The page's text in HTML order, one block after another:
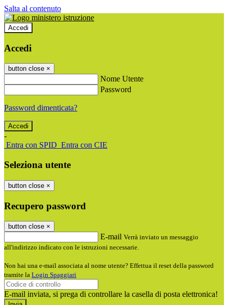
Salta al contenuto
Accedi
Accedi
button close ×
Nome Utente
Password
Password dimenticata?
-
Entra con SPID Entra con CIE
Seleziona utente
button close ×
Recupero password
button close ×
E-mail Verrà inviato un messaggio
all'indirizzo indicato con le istruzioni necessarie.
Non hai una e-mail associata al nome utente? Effettua il reset della password
tramite la Login Spaggiari
E-mail inviata, si prega di controllare la casella di posta elettronica!